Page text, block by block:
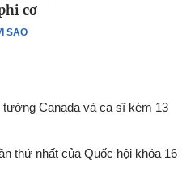
SAO
cơ
Canada và ca sĩ kém 13
thứ nhất của Quốc hội khóa 16